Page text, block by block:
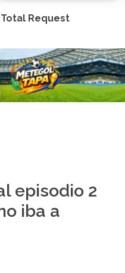
Total Request
episodio 2
iba a